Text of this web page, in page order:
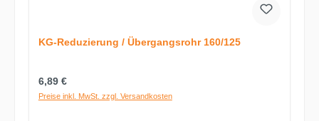
KG-Reduzierung / Übergangsrohr 160/125
Regulärer Preis:
6,89 €
Preise inkl. MwSt. zzgl. Versandkosten